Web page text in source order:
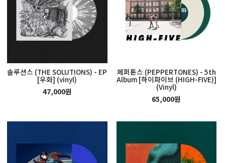
솔루션스 (THE SOLUTIONS) - EP
[우화] (vinyl)
47,000원
페퍼톤스 (PEPPERTONES) - 5th
Album [하이파이브 (HIGH-FIVE)]
(Vinyl)
65,000원